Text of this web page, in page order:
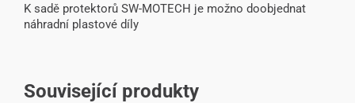
K sadě protektorů SW-MOTECH je možno doobjednat
náhradní plastové díly
Související produkty